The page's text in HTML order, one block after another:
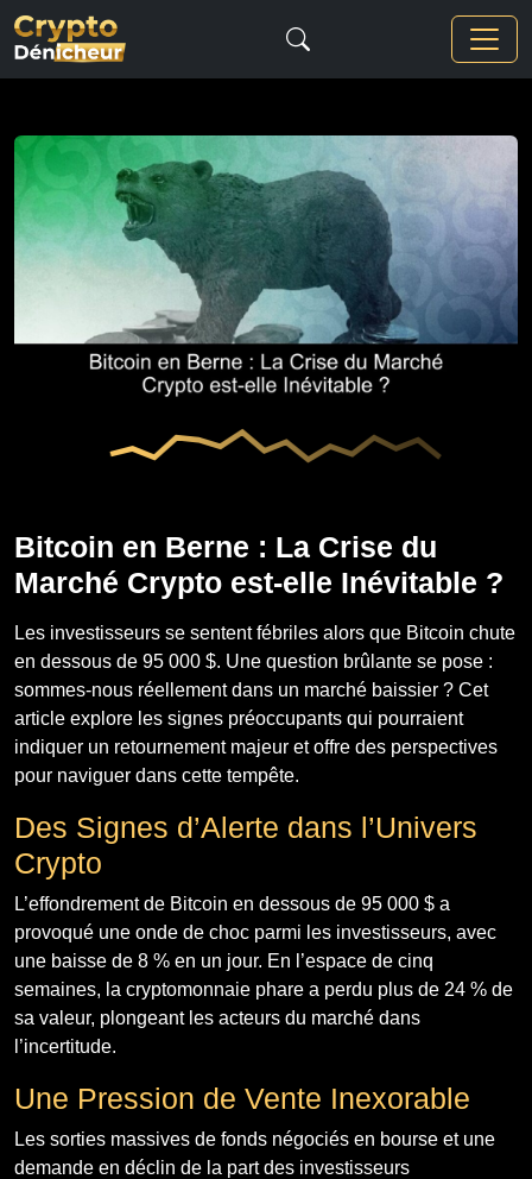
Bitcoin en Berne : La Crise du
Marché Crypto est-elle Inévitable ?
Les investisseurs se sentent fébriles alors que Bitcoin chute
en dessous de 95 000 $. Une question brûlante se pose :
sommes-nous réellement dans un marché baissier ? Cet
article explore les signes préoccupants qui pourraient
indiquer un retournement majeur et offre des perspectives
pour naviguer dans cette tempête.
Des Signes d’Alerte dans l’Univers
Crypto
L’effondrement de Bitcoin en dessous de 95 000 $ a
provoqué une onde de choc parmi les investisseurs, avec
une baisse de 8 % en un jour. En l’espace de cinq
semaines, la cryptomonnaie phare a perdu plus de 24 % de
sa valeur, plongeant les acteurs du marché dans
l’incertitude.
Une Pression de Vente Inexorable
Les sorties massives de fonds négociés en bourse et une
demande en déclin de la part des investisseurs